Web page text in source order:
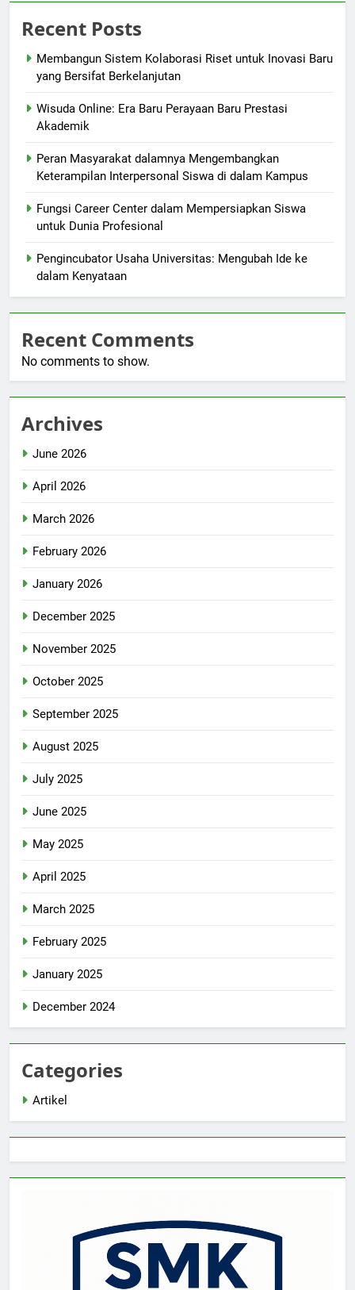
Recent Posts
Membangun Sistem Kolaborasi Riset untuk Inovasi Baru
yang Bersifat Berkelanjutan
Wisuda Online: Era Baru Perayaan Baru Prestasi
Akademik
Peran Masyarakat dalamnya Mengembangkan
Keterampilan Interpersonal Siswa di dalam Kampus
Fungsi Career Center dalam Mempersiapkan Siswa
untuk Dunia Profesional
Pengincubator Usaha Universitas: Mengubah Ide ke
dalam Kenyataan
Recent Comments
No comments to show.
Archives
June 2026
April 2026
March 2026
February 2026
January 2026
December 2025
November 2025
October 2025
September 2025
August 2025
July 2025
June 2025
May 2025
April 2025
March 2025
February 2025
January 2025
December 2024
Categories
Artikel